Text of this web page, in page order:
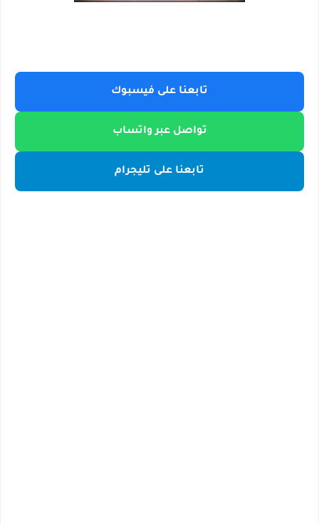
تابعنا على فيسبوك
تواصل عبر واتساب
تابعنا على تليجرام